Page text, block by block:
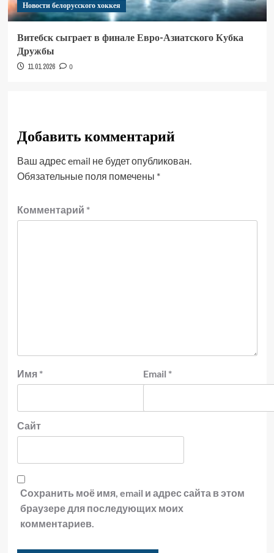
Новости белорусского хоккея
Витебск сыграет в финале Евро-Азиатского Кубка
Дружбы
11.01.2026 0
Добавить комментарий
Ваш адрес email не будет опубликован.
Обязательные поля помечены *
Комментарий *
Имя * Email *
Сайт
Сохранить моё имя, email и адрес сайта в этом
браузере для последующих моих
комментариев.